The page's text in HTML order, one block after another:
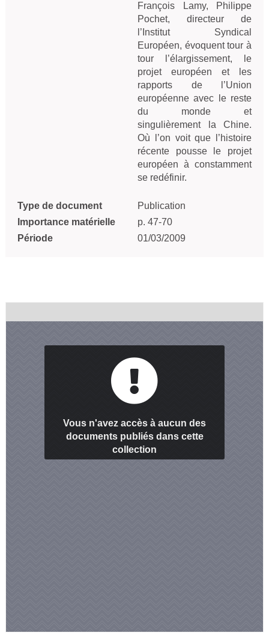
François Lamy, Philippe
Pochet, directeur de
l’Institut Syndical
Européen, évoquent tour à
tour l’élargissement, le
projet européen et les
rapports de l’Union
européenne avec le reste
du monde et
singulièrement la Chine.
Où l’on voit que l’histoire
récente pousse le projet
européen à constamment
se redéfinir.
Type de document
Publication
Importance matérielle
p. 47-70
Période
01/03/2009
Vous n'avez accès à aucun des
documents publiés dans cette
collection